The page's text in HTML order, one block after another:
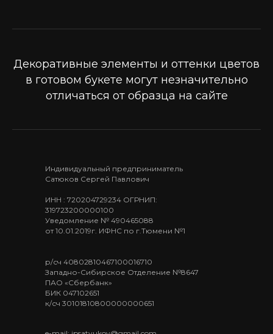
Декоративные элементы и оттенки цветов
в готовом букете могут незначительно
отличаться от образца на сайте
Индивидуальный предприниматель
Сатюков Сергей Павлович
ИНН : 720204729234 ОГРНИП:
319723200000100
Уведомление № 490465088
от 10.01.2019г. ИФНС по г.Тюмени №1
р/сч 40802810467100016710
Западно-Сибирское Отделение №8647
ПАО «Сбербанк»
БИК 047102651
к/сч 30101810800000000651